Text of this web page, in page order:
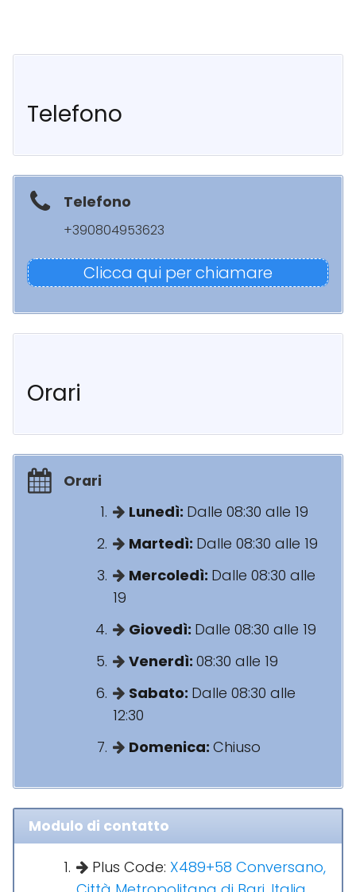
Telefono
Telefono
+390804953623
Clicca qui per chiamare
Orari
Orari
Lunedì: Dalle 08:30 alle 19
Martedì: Dalle 08:30 alle 19
Mercoledì: Dalle 08:30 alle
19
Giovedì: Dalle 08:30 alle 19
Venerdì: 08:30 alle 19
Sabato: Dalle 08:30 alle
12:30
Domenica: Chiuso
Modulo di contatto
Plus Code: X489+58 Conversano,